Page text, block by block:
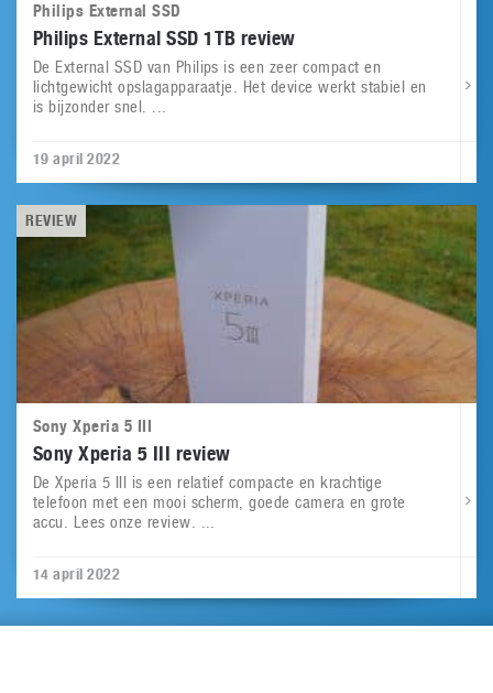
Philips External SSD
Philips External SSD 1TB review
De External SSD van Philips is een zeer compact en
lichtgewicht opslagapparaatje. Het device werkt stabiel en
is bijzonder snel. ...
19 april 2022
REVIEW
Sony Xperia 5 III
Sony Xperia 5 III review
De Xperia 5 III is een relatief compacte en krachtige
telefoon met een mooi scherm, goede camera en grote
accu. Lees onze review. ...
14 april 2022